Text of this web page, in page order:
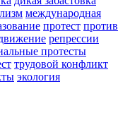
международная
протест против
репрессии
протесты
трудовой конфликт
экология